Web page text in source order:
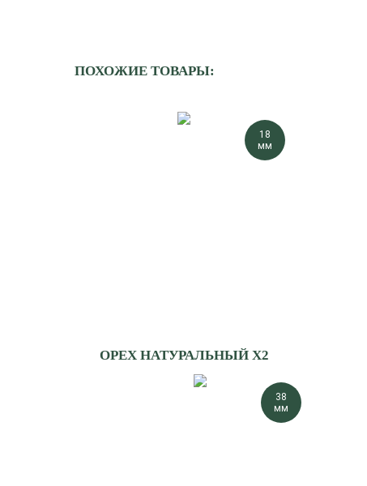
ПОХОЖИЕ ТОВАРЫ:
18
мм
ОРЕХ НАТУРАЛЬНЫЙ Х2
38
мм